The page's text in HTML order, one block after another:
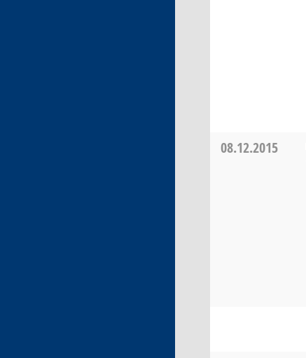
08.12.2015